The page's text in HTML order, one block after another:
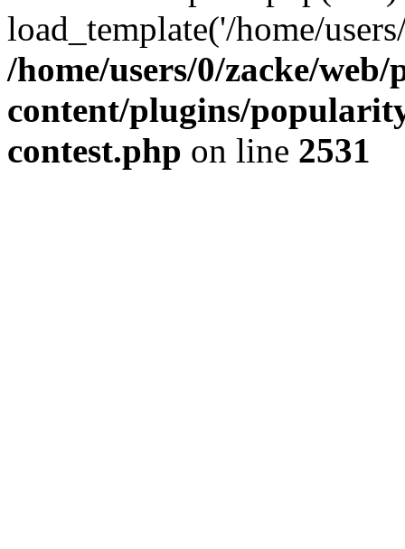
load_template('/home/
/home/users/0/zacke/
content/plugins/
contest.php on line 2531